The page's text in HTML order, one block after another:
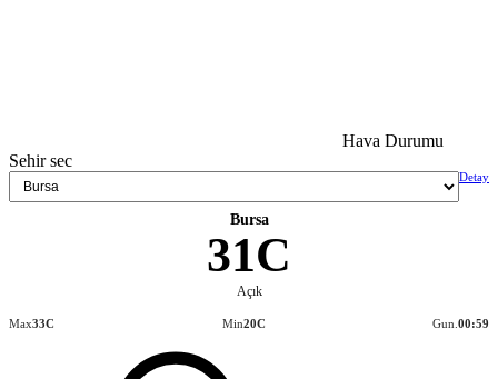
Hava Durumu
Sehir sec
Detay
Bursa
31C
Açık
Max33C Min20C Gun. 00:59